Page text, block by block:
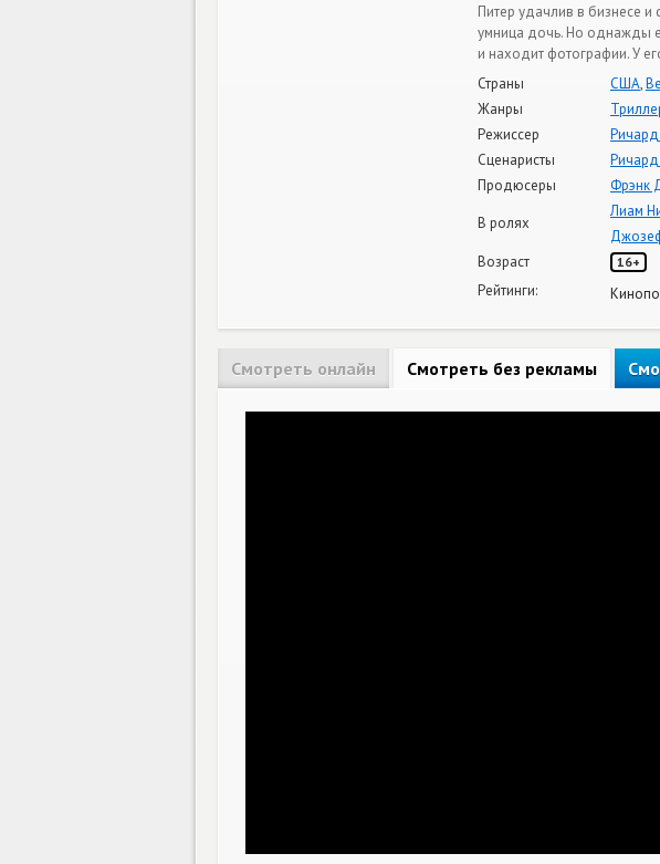
Питер удачлив в бизнесе
умница дочь. Но однажды
и находит фотографии. У
Страны
США,
Жанры
Режиссер
Сценаристы
Продюсеры
Фрэнк
В ролях
Лиам
Возраст
16+
Рейтинги:
Смотреть онлайн Смотреть без рекламы